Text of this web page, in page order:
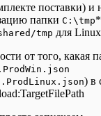
поставки) и
папки C:\tmp
tmp для
от того, какая
) в